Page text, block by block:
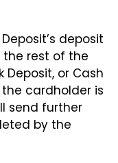
deposit
the rest of the
Deposit, or Cash
cardholder is
send further
by the